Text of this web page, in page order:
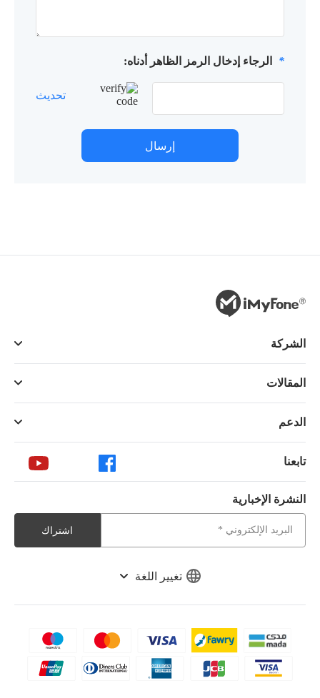
* الرجاء إدخال الرمز الظاهر أدناه:
تحديث
إرسال
تغيير اللغة
الشركة
المقالات
الدعم
تابعنا
النشرة الإخبارية
اشتراك